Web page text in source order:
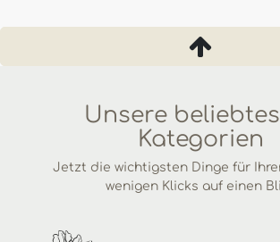
Unsere
Kategorien
Jetzt die wichtigsten Dinge für
wenigen Klicks auf einen